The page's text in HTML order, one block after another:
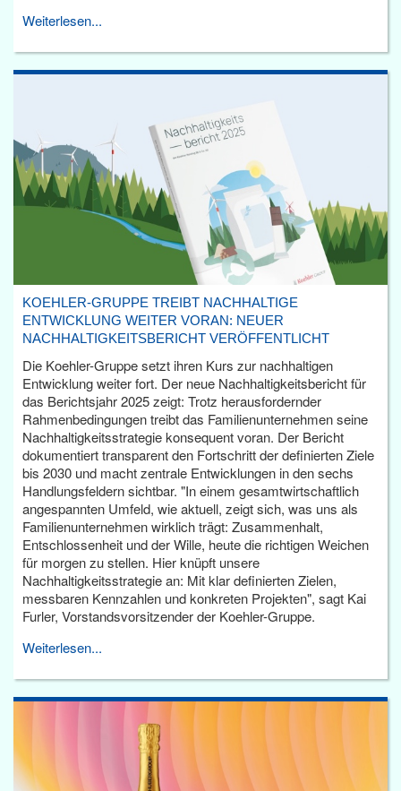
Weiterlesen...
KOEHLER-GRUPPE TREIBT NACHHALTIGE
ENTWICKLUNG WEITER VORAN: NEUER
NACHHALTIGKEITSBERICHT VERÖFFENTLICHT
Die Koehler-Gruppe setzt ihren Kurs zur nachhaltigen
Entwicklung weiter fort. Der neue Nachhaltigkeitsbericht für
das Berichtsjahr 2025 zeigt: Trotz herausfordernder
Rahmenbedingungen treibt das Familienunternehmen seine
Nachhaltigkeitsstrategie konsequent voran. Der Bericht
dokumentiert transparent den Fortschritt der definierten Ziele
bis 2030 und macht zentrale Entwicklungen in den sechs
Handlungsfeldern sichtbar. "In einem gesamtwirtschaftlich
angespannten Umfeld, wie aktuell, zeigt sich, was uns als
Familienunternehmen wirklich trägt: Zusammenhalt,
Entschlossenheit und der Wille, heute die richtigen Weichen
für morgen zu stellen. Hier knüpft unsere
Nachhaltigkeitsstrategie an: Mit klar definierten Zielen,
messbaren Kennzahlen und konkreten Projekten", sagt Kai
Furler, Vorstandsvorsitzender der Koehler-Gruppe.
Weiterlesen...